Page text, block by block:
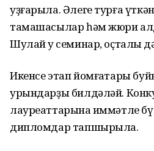
уҙғарыла. Әлеге турға
тамашасылар һәм жюри
Шулай уҡ семинар, оҫталыҡ
Икенсе этап йомғаҡтары
урындарҙы билдәләй.
лауреаттарына ҡиммәтле
дипломдар тапшырыла.